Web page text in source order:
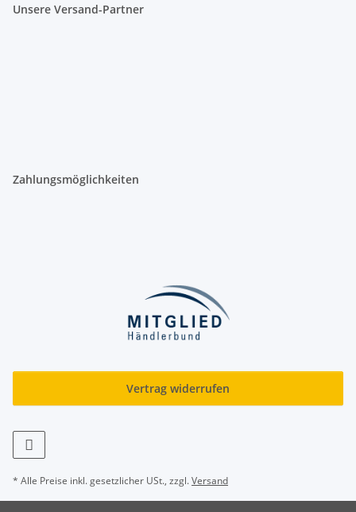
Unsere Versand-Partner
Zahlungsmöglichkeiten
Vertrag widerrufen
* Alle Preise inkl. gesetzlicher USt., zzgl.Versand